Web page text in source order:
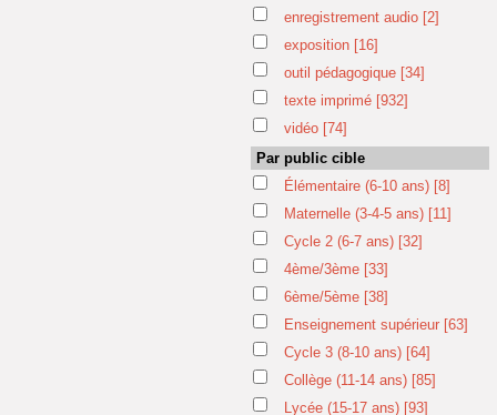
enregistrement audio [2]
exposition [16]
outil pédagogique [34]
texte imprimé [932]
vidéo [74]
Par public cible
Élémentaire (6-10 ans) [8]
Maternelle (3-4-5 ans) [11]
Cycle 2 (6-7 ans) [32]
4ème/3ème [33]
6ème/5ème [38]
Enseignement supérieur [63]
Cycle 3 (8-10 ans) [64]
Collège (11-14 ans) [85]
Lycée (15-17 ans) [93]